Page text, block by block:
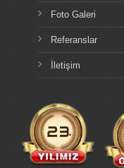
Foto Galeri
Referanslar
İletişim